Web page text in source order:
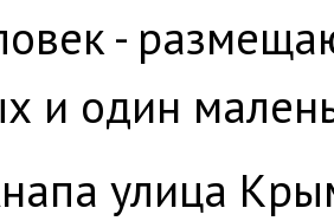
-
и один
улица